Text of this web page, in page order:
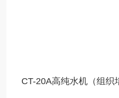
CT-20A高纯水机（组织